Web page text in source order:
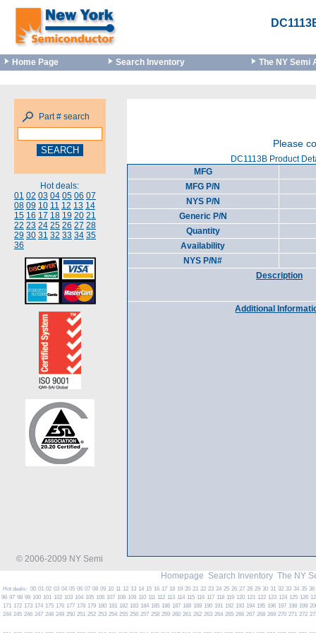
Home Page Search Inventory The NY Semi
Part # search
Hot deals:
01 02 03 04 05 06 07
08 09 10 11 12 13 14
15 16 17 18 19 20 21
22 23 24 25 26 27 28
29 30 31 32 33 34 35
36
Please
DC1113B Product
MFG
MFG P/N
NYS P/N
Generic P/N
Quantity
Availability
NYS P/N#
Description
Additional
© 2006-2009 NY Semi
Homepage Search Inventory The NY
Hot deals: 00 01 02 03 04 05 06 07 08 09 10 11 12 13 14 15 16 17 18 19 20 21 22 23 24 25 26 27 28 29 30 31 32 33 34 35 36
96 97 98 99 100 101 102 103 104 105 106 107 108 109 110 111 112 113 114 115 116 117 118 119 120 121 122 123 124 125 126
171 172 173 174 175 176 177 178 179 180 181 182 183 184 185 186 187 188 189 190 191 192 193 194 195 196 197 198 199
244 245 246 247 248 249 250 251 252 253 254 255 256 257 258 259 260 261 262 263 264 265 266 267 268 269 270 271 272